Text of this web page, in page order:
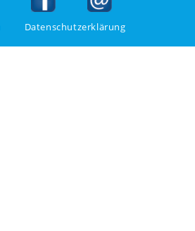
Datenschutzerklärung